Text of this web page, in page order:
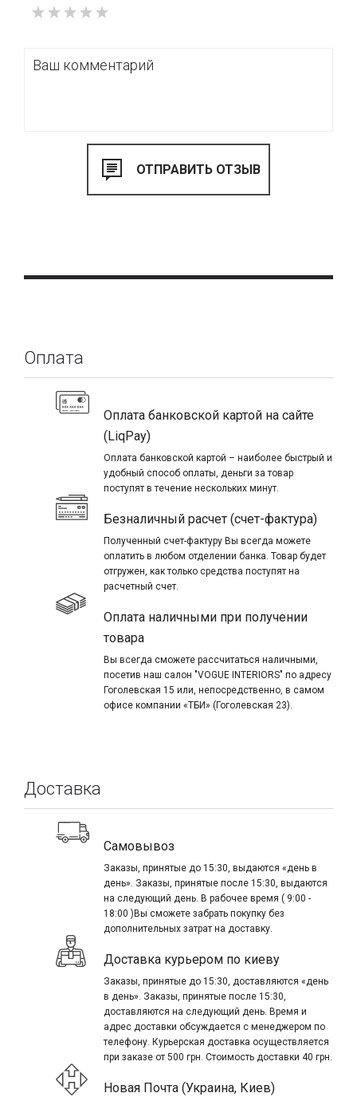
Купить грунт для подготовки поверхностей можно в
заказать декор стен в нашем интерьер-бутике
INTERIORS", где представлены все краски и штукатурки
Оплата
Оплата банковской картой на сайте
(LiqPay)
Оплата банковской картой – наиболее быстрый и
удобный способ оплаты, деньги за товар
поступят в течение нескольких минут.
Безналичный расчет (счет-фактура)
Полученный счет-фактуру Вы всегда можете
оплатить в любом отделении банка. Товар будет
отгружен, как только средства поступят на
расчетный счет.
Оплата наличными при получении
товара
Вы всегда сможете рассчитаться наличными,
посетив наш салон "VOGUE INTERIORS" по адресу
Гоголевская 15 или, непосредственно, в самом
офисе компании «ТБИ» (Гоголевская 23).
Доставка
Самовывоз
Заказы, принятые до 15:30, выдаются «день в
день». Заказы, принятые после 15:30, выдаются
на следующий день. В рабочее время ( 9:00 -
18:00 )Вы сможете забрать покупку без
дополнительных затрат на доставку.
Доставка курьером по киеву
Заказы, принятые до 15:30, доставляются «день
в день». Заказы, принятые после 15:30,
доставляются на следующий день. Время и
адрес доставки обсуждается с менеджером по
телефону. Курьерская доставка осуществляется
при заказе от 500 грн. Стоимость доставки 40 грн.
Новая Почта (Украина, Киев)